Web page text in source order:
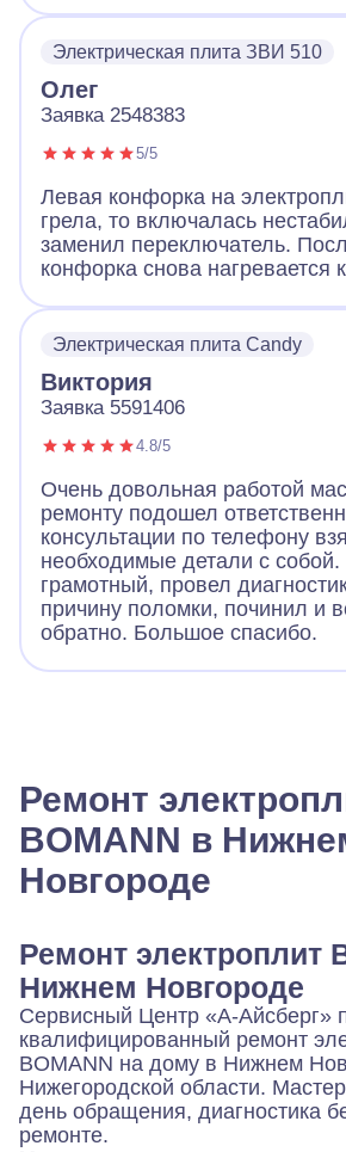
Электрическая плита ЗВИ 510
Олег
Заявка 2548383
5/5
Левая конфорка на
грела, то включалась
заменил переключатель.
конфорка снова нагревается
Электрическая плита Candy
Виктория
Заявка 5591406
4.8/5
Очень довольная работой
ремонту подошел
консультации по телефону
необходимые детали с
грамотный, провел
причину поломки, починил и
обратно. Большое спасибо.
Ремонт
BOMANN в
Новгороде
Ремонт электроплит
Нижнем Новгороде
Сервисный Центр «А‑Айсберг»
квалифицированный ремонт
BOMANN на дому в Нижнем
Нижегородской области.
день обращения, диагностика
ремонте.